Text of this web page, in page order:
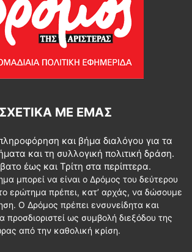
ΣΧΕΤΙΚΆ ΜΕ ΕΜΆΣ
και βήμα διαλόγου για τα
και τη συλλογική πολιτική δράση.
έως και Τρίτη στα περίπτερα.
μπορεί να είναι ο Δρόμος του δεύτερου
ερώτημα πρέπει, κατ’ αρχάς, να δώσουμε
Ο Δρόμος πρέπει ενσυνείδητα και
προσδιοριστεί ως συμβολή διεξόδου της
από την καθολική κρίση.